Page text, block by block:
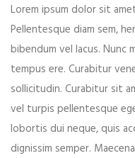
Lorem ipsum dolor sit
Pellentesque diam sem,
bibendum vel lacus. Nunc
tempus ere. Curabitur
sollicitudin. Curabitur sit
vel turpis pellentesque
lobortis dui neque, quis
dignissim semper.